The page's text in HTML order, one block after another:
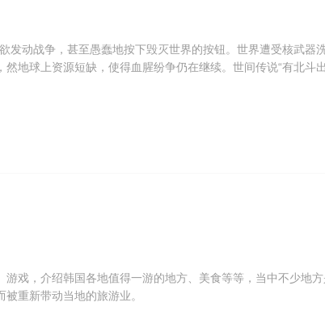
发动战争，甚至愚蠢地按下毁灭世界的按钮。世界遭受核武器
地球上资源短缺，使得血腥纷争仍在继续。世间传说“有北斗
戏，介绍韩国各地值得一游的地方、美食等等，当中不少地
重新带动当地的旅游业。